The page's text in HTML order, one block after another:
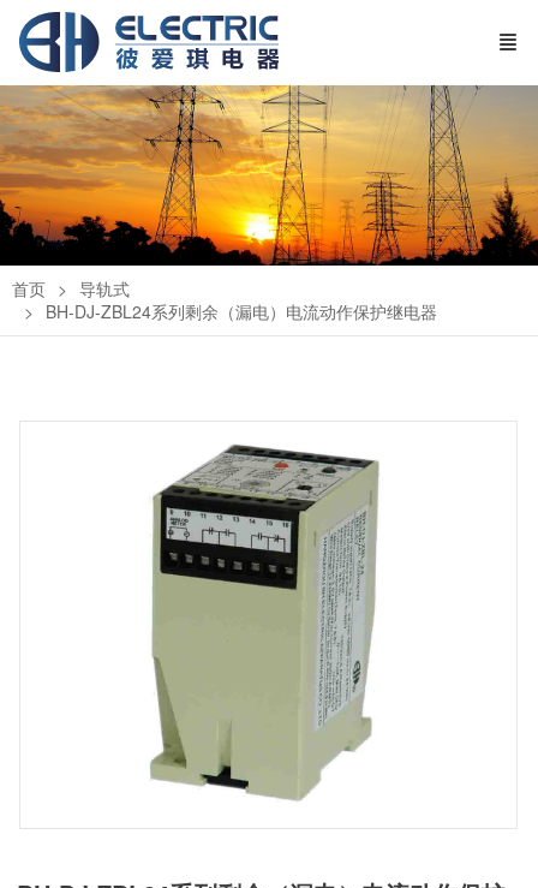
首页
导轨式
BH-DJ-ZBL24系列剩余（漏电）电流动作保护继电器